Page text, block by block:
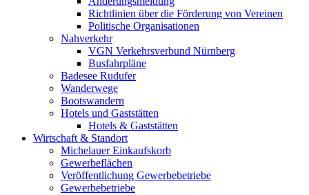
Richtlinien über die Förderung von Vereinen
Politische Organisationen
Nahverkehr
VGN Verkehrsverbund Nürnberg
Busfahrpläne
Badesee Rudufer
Wanderwege
Bootswandern
Hotels und Gaststätten
Hotels & Gaststätten
Wirtschaft & Standort
Michelauer Einkaufskorb
Gewerbeflächen
Veröffentlichung Gewerbebetriebe
Gewerbebetriebe